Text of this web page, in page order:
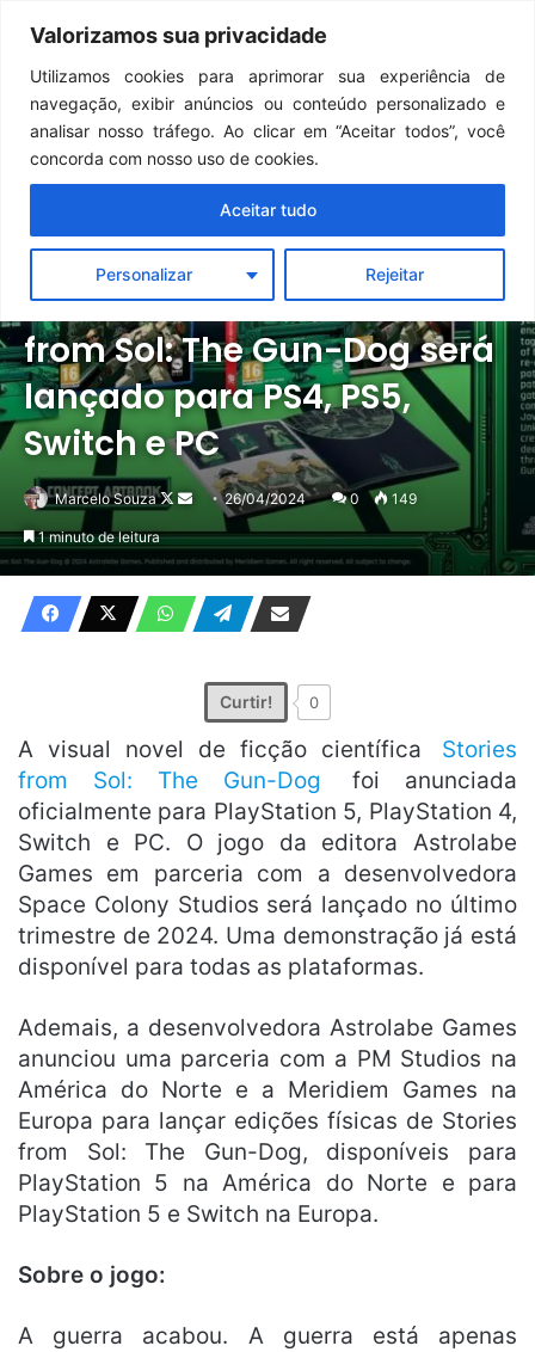
Valorizamos sua privacidade
Utilizamos cookies para aprimorar sua experiência de
navegação, exibir anúncios ou conteúdo personalizado e
analisar nosso tráfego. Ao clicar em “Aceitar todos”, você
concorda com nosso uso de cookies.
Personalizar Rejeitar
Aceitar tudo
Menu
Notícias PC PlayStation Switch
Visual Novel Sci-fi Stories
from Sol: The Gun-Dog será
lançado para PS4, PS5,
Switch e PC
Marcelo Souza
Follow
Mande
e-
26/04/2024 0 149
1 minuto de leitura
Curtir! 0
A visual novel de ficção científica
Stories
from Sol: The Gun-Dog
foi anunciada
oficialmente para PlayStation 5, PlayStation 4,
Switch e PC. O jogo da editora Astrolabe
Games em parceria com a desenvolvedora
Space Colony Studios será lançado no último
trimestre de 2024. Uma demonstração já está
disponível para todas as plataformas.
Ademais, a desenvolvedora Astrolabe Games
anunciou uma parceria com a PM Studios na
América do Norte e a Meridiem Games na
Europa para lançar edições físicas de Stories
from Sol: The Gun-Dog, disponíveis para
PlayStation 5 na América do Norte e para
PlayStation 5 e Switch na Europa.
Sobre o jogo:
A guerra acabou. A guerra está apenas